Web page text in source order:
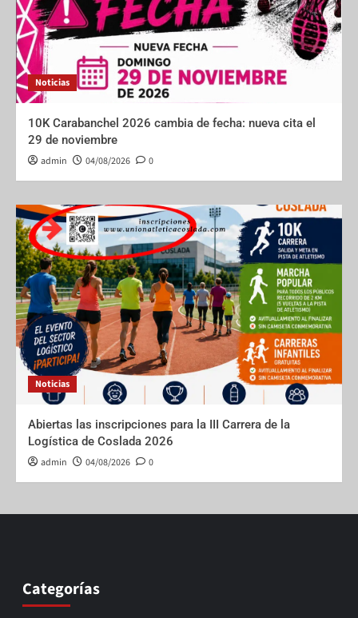
Noticias
10K Carabanchel 2026 cambia de fecha: nueva cita el
29 de noviembre
admin 04/08/2026 0
Noticias
Abiertas las inscripciones para la III Carrera de la
Logística de Coslada 2026
admin 04/08/2026 0
Categorías